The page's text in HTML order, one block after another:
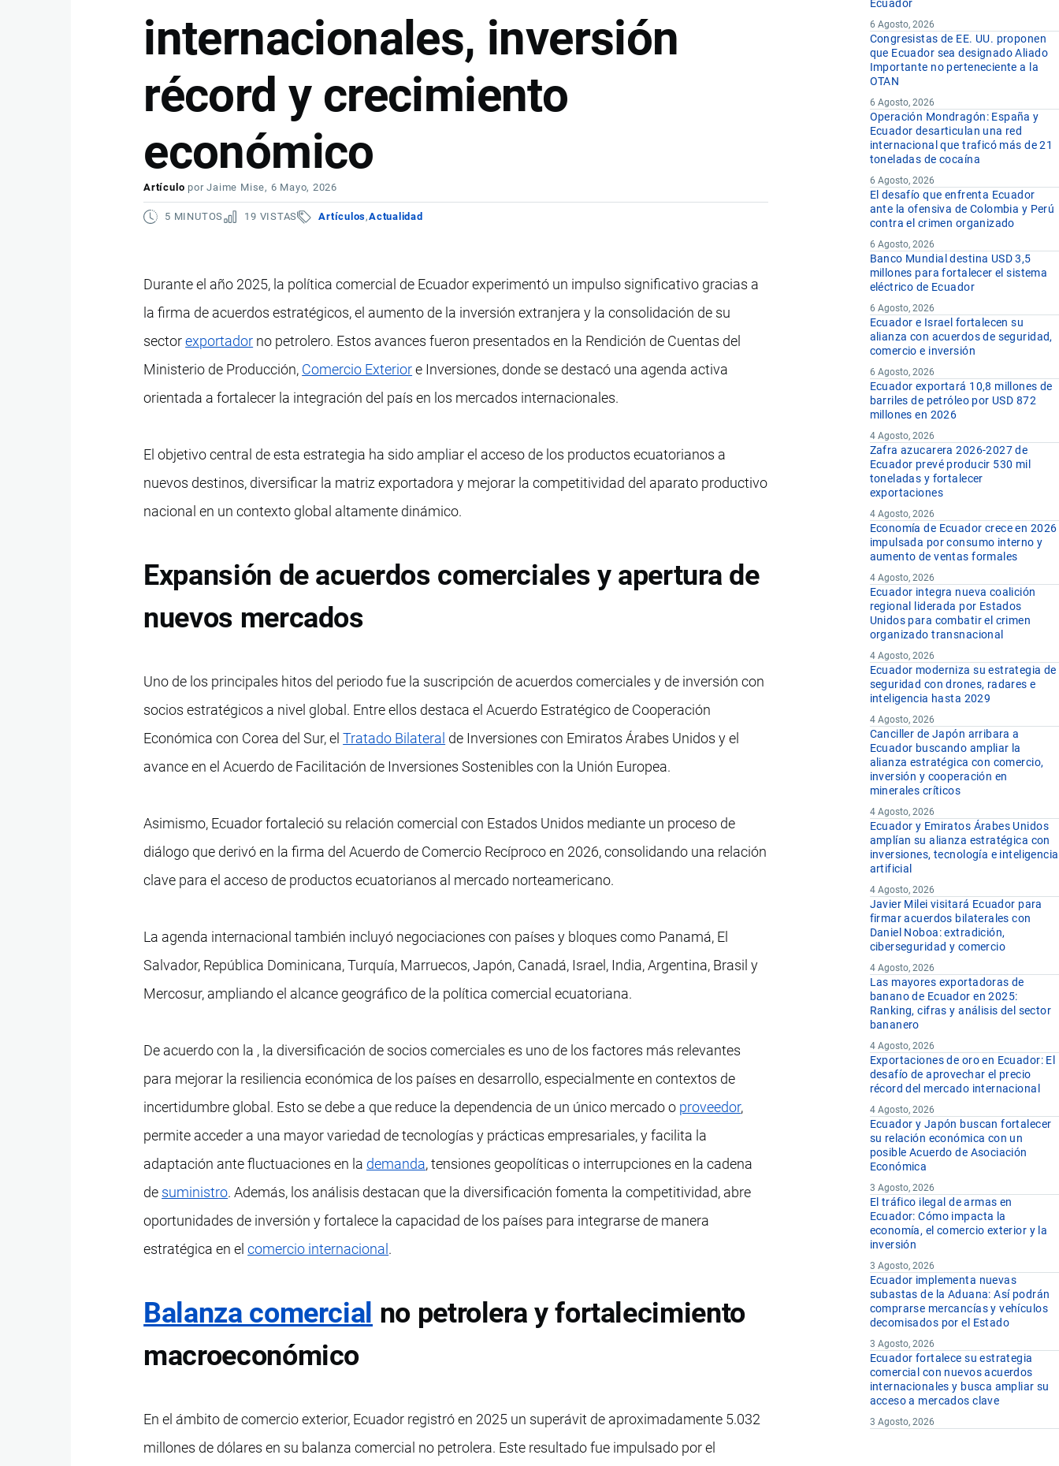
internacionales, inversión
récord y crecimiento
económico
Artículo porJaime Mise, 6 Mayo, 2026
5 MINUTOS 19 VISTAS Artículos Actualidad
Durante el año 2025, la política comercial de Ecuador experimentó un impulso significativo gracias a
la firma de acuerdos estratégicos, el aumento de la inversión extranjera y la consolidación de su
sectorexportador no petrolero. Estos avances fueron presentados en la Rendición de Cuentas del
Ministerio de Producción, Comercio Exteriore Inversiones, donde se destacó una agenda activa
orientada a fortalecer la integración del país en los mercados internacionales.
El objetivo central de esta estrategia ha sido ampliar el acceso de los productos ecuatorianos a
nuevos destinos, diversificar la matriz exportadora y mejorar la competitividad del aparato productivo
nacional en un contexto global altamente dinámico.
Expansión de acuerdos comerciales y apertura de
nuevos mercados
Uno de los principales hitos del periodo fue la suscripción de acuerdos comerciales y de inversión con
socios estratégicos a nivel global. Entre ellos destaca el Acuerdo Estratégico de Cooperación
Económica con Corea del Sur, elTratado Bilateral de Inversiones con Emiratos Árabes Unidos y el
avance en el Acuerdo de Facilitación de Inversiones Sostenibles con la Unión Europea.
Asimismo, Ecuador fortaleció su relación comercial con Estados Unidos mediante un proceso de
diálogo que derivó en la firma del Acuerdo de Comercio Recíproco en 2026, consolidando una relación
clave para el acceso de productos ecuatorianos al mercado norteamericano.
La agenda internacional también incluyó negociaciones con países y bloques como Panamá, El
Salvador, República Dominicana, Turquía, Marruecos, Japón, Canadá, Israel, India, Argentina, Brasil y
Mercosur, ampliando el alcance geográfico de la política comercial ecuatoriana.
De acuerdo con la , la diversificación de socios comerciales es uno de los factores más relevantes
para mejorar la resiliencia económica de los países en desarrollo, especialmente en contextos de
incertidumbre global. Esto se debe a que reduce la dependencia de un único mercado o proveedor,
permite acceder a una mayor variedad de tecnologías y prácticas empresariales, y facilita la
adaptación ante fluctuaciones en la demanda, tensiones geopolíticas o interrupciones en la cadena
de suministro. Además, los análisis destacan que la diversificación fomenta la competitividad, abre
oportunidades de inversión y fortalece la capacidad de los países para integrarse de manera
estratégica en elcomercio internacional.
Balanza comercial no petrolera y fortalecimiento
macroeconómico
En el ámbito de comercio exterior, Ecuador registró en 2025 un superávit de aproximadamente 5.032
millones de dólares en su balanza comercial no petrolera. Este resultado fue impulsado por el
Ecuador
6 Agosto, 2026
Congresistas de EE. UU. proponen
que Ecuador sea designado Aliado
Importante no perteneciente a la
OTAN
6 Agosto, 2026
Operación Mondragón: España y
Ecuador desarticulan una red
internacional que traficó más de 21
toneladas de cocaína
6 Agosto, 2026
El desafío que enfrenta Ecuador
ante la ofensiva de Colombia y Perú
contra el crimen organizado
6 Agosto, 2026
Banco Mundial destina USD 3,5
millones para fortalecer el sistema
eléctrico de Ecuador
6 Agosto, 2026
Ecuador e Israel fortalecen su
alianza con acuerdos de seguridad,
comercio e inversión
6 Agosto, 2026
Ecuador exportará 10,8 millones de
barriles de petróleo por USD 872
millones en 2026
4 Agosto, 2026
Zafra azucarera 2026-2027 de
Ecuador prevé producir 530 mil
toneladas y fortalecer
exportaciones
4 Agosto, 2026
Economía de Ecuador crece en 2026
impulsada por consumo interno y
aumento de ventas formales
4 Agosto, 2026
Ecuador integra nueva coalición
regional liderada por Estados
Unidos para combatir el crimen
organizado transnacional
4 Agosto, 2026
Ecuador moderniza su estrategia de
seguridad con drones, radares e
inteligencia hasta 2029
4 Agosto, 2026
Canciller de Japón arribara a
Ecuador buscando ampliar la
alianza estratégica con comercio,
inversión y cooperación en
minerales críticos
4 Agosto, 2026
Ecuador y Emiratos Árabes Unidos
amplían su alianza estratégica con
inversiones, tecnología e inteligencia
artificial
4 Agosto, 2026
Javier Milei visitará Ecuador para
firmar acuerdos bilaterales con
Daniel Noboa: extradición,
ciberseguridad y comercio
4 Agosto, 2026
Las mayores exportadoras de
banano de Ecuador en 2025:
Ranking, cifras y análisis del sector
bananero
4 Agosto, 2026
Exportaciones de oro en Ecuador: El
desafío de aprovechar el precio
récord del mercado internacional
4 Agosto, 2026
Ecuador y Japón buscan fortalecer
su relación económica con un
posible Acuerdo de Asociación
Económica
3 Agosto, 2026
El tráfico ilegal de armas en
Ecuador: Cómo impacta la
economía, el comercio exterior y la
inversión
3 Agosto, 2026
Ecuador implementa nuevas
subastas de la Aduana: Así podrán
comprarse mercancías y vehículos
decomisados por el Estado
3 Agosto, 2026
Ecuador fortalece su estrategia
comercial con nuevos acuerdos
internacionales y busca ampliar su
acceso a mercados clave
3 Agosto, 2026